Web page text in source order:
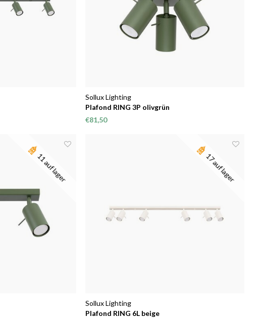
Sollux Lighting
Plafond RING 3P olivgrün
€81,50
11 auf lager 17 auf lager
Sollux Lighting
Plafond RING 6L beige